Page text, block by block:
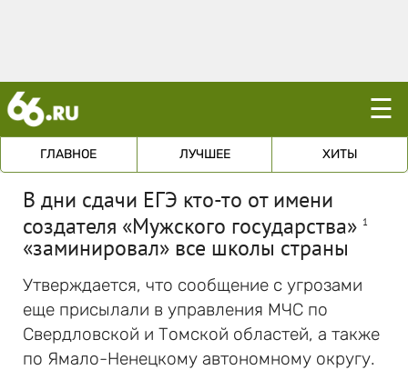
☰
ГЛАВНОЕ ЛУЧШЕЕ ХИТЫ
В дни сдачи ЕГЭ кто-то от имени
создателя «Мужского государства» 1
«заминировал» все школы страны
Утверждается, что сообщение с угрозами
еще присылали в управления МЧС по
Свердловской и Томской областей, а также
по Ямало-Ненецкому автономному округу.